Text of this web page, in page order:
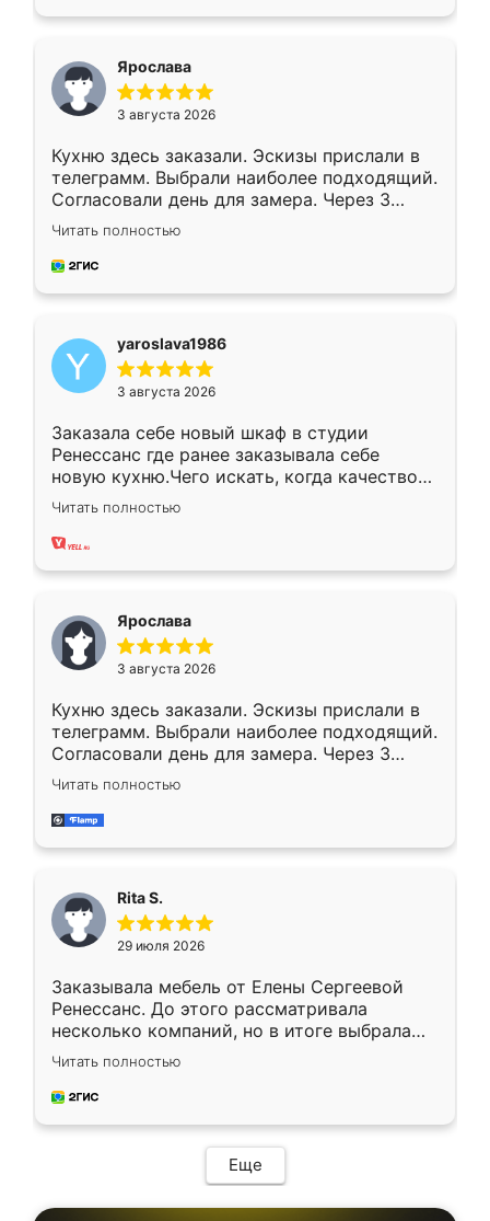
Ярослава
3 августа 2026
Кухню здесь заказали. Эскизы прислали в
телеграмм. Выбрали наиболее подходящий.
Согласовали день для замера. Через 3
недели кухня была уже готова. Остались
довольны работой. Спасибо Ренессанс
мебель за качественную работу!
Читать полностью
yaroslava1986
3 августа 2026
Заказала себе новый шкаф в студии
Ренессанс где ранее заказывала себе
новую кухню.Чего искать, когда качеством
вполне довольна. Служит кухня уже почти
два года, нареканий нет.
Читать полностью
Ярослава
3 августа 2026
Кухню здесь заказали. Эскизы прислали в
телеграмм. Выбрали наиболее подходящий.
Согласовали день для замера. Через 3
недели кухня была уже готова. Остались
довольны работой. Спасибо Ренессанс
мебель за качественную работу!
Читать полностью
Rita S.
29 июля 2026
Заказывала мебель от Елены Сергеевой
Ренессанс. До этого рассматривала
несколько компаний, но в итоге выбрала
эту. Сначала обговорили условия, потом
приехал замерщик, всё спокойно объяснил
и снял размеры. Изготовили в срок, с
мебель сразу встала на свое место без
каких-либо доработок. Качеством осталась
довольна, все выглядит так, как и ожидала.
Читать полностью
Еще